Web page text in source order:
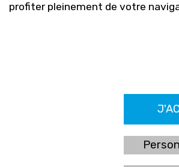
profiter pleinement de votre
Farmacia Los Altos
Ldo. Alfredo Aparicio Grau
N. Col. Colegio Oficial de
Nº de autorización A-
C/ Moncayo, 97 (Vistalmar)
03185 Torrevieja, Alicante